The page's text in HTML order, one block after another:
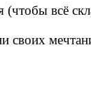
(чтобы всё
своих